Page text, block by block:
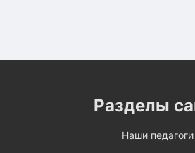
Разделы
Наши педагоги